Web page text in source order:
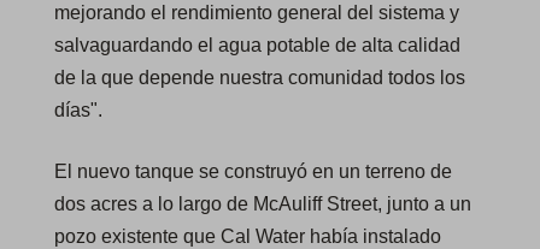
mejorando el rendimiento general del sistema y
salvaguardando el agua potable de alta calidad
de la que depende nuestra comunidad todos los
días".
El nuevo tanque se construyó en un terreno de
dos acres a lo largo de McAuliff Street, junto a un
pozo existente que Cal Water había instalado